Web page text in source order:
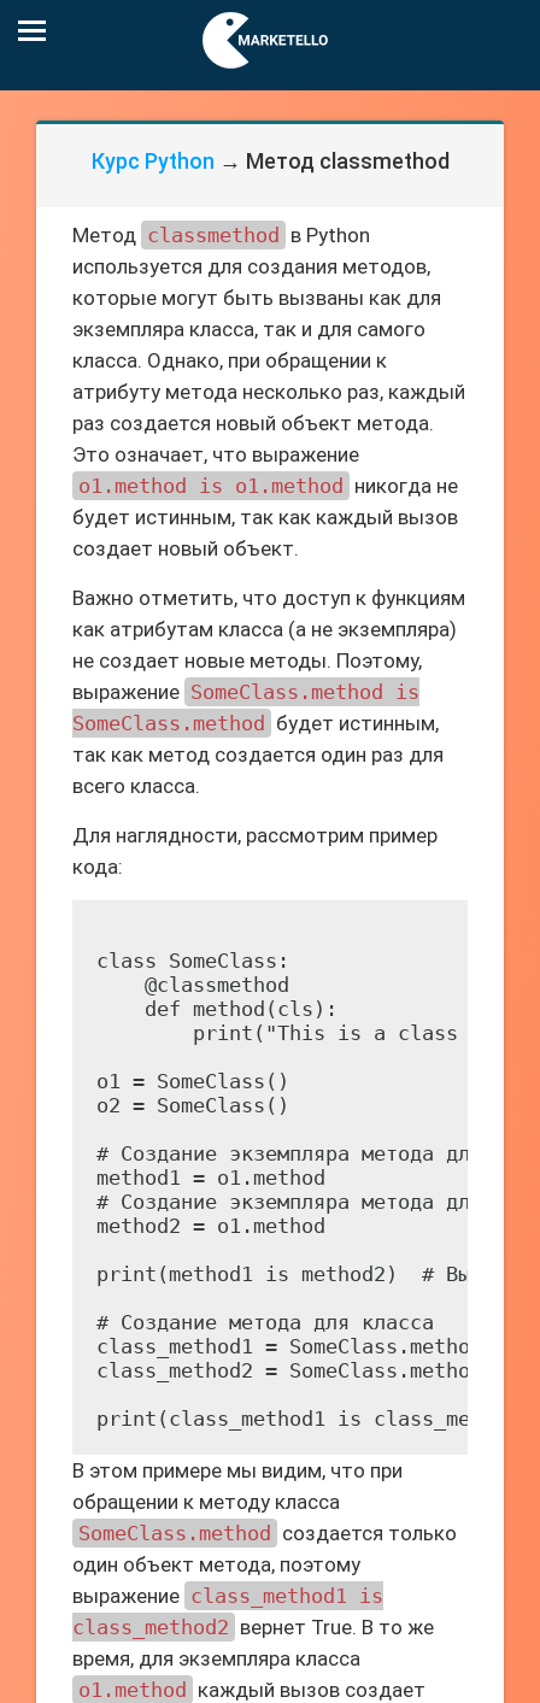
Курс Python → Метод classmethod
Метод classmethod
в Python
используется для создания методов,
которые могут быть вызваны как для
экземпляра класса, так и для самого
класса. Однако, при обращении к
атрибуту метода несколько раз, каждый
раз создается новый объект метода.
Это означает, что выражение
o1.method is o1.method
никогда не
будет истинным, так как каждый вызов
создает новый объект.
Важно отметить, что доступ к функциям
как атрибутам класса (а не экземпляра)
не создает новые методы. Поэтому,
выражение SomeClass.method is
SomeClass.method
будет истинным,
так как метод создается один раз для
всего класса.
Для наглядности, рассмотрим пример
кода:
class SomeClass:
    @classmethod
    def method(cls):
print("This is a class
o1 = SomeClass()
o2 = SomeClass()
# Создание экземпляра метода для o1
method1 = o1.method
# Создание экземпляра метода для o1
method2 = o1.method
print(method1 is method2)  # Вывод:
# Создание метода для класса
class_method1 = SomeClass.method
class_method2 = SomeClass.method
В этом примере мы видим, что при
обращении к методу класса
SomeClass.method
создается только
один объект метода, поэтому
выражение class_method1 is
class_method2 вернет True. В то же
время, для экземпляра класса
o1.method
каждый вызов создает